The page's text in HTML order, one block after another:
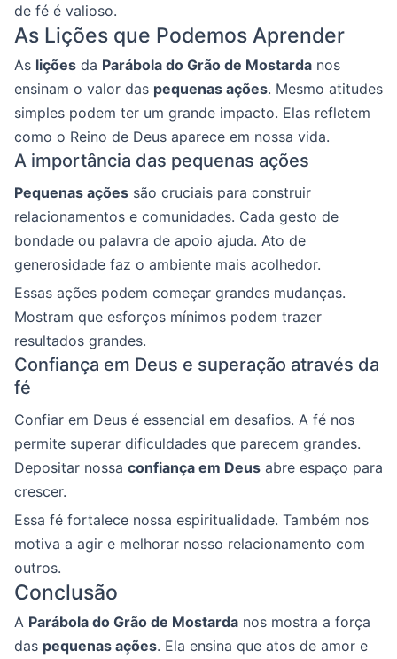
de fé é valioso.
As Lições que Podemos Aprender
As lições da Parábola do Grão de Mostarda nos
ensinam o valor das pequenas ações. Mesmo atitudes
simples podem ter um grande impacto. Elas refletem
como o Reino de Deus aparece em nossa vida.
A importância das pequenas ações
Pequenas ações são cruciais para construir
relacionamentos e comunidades. Cada gesto de
bondade ou palavra de apoio ajuda. Ato de
generosidade faz o ambiente mais acolhedor.
Essas ações podem começar grandes mudanças.
Mostram que esforços mínimos podem trazer
resultados grandes.
Confiança em Deus e superação através da
fé
Confiar em Deus é essencial em desafios. A fé nos
permite superar dificuldades que parecem grandes.
Depositar nossa confiança em Deus abre espaço para
crescer.
Essa fé fortalece nossa espiritualidade. Também nos
motiva a agir e melhorar nosso relacionamento com
outros.
Conclusão
A Parábola do Grão de Mostarda nos mostra a força
das pequenas ações. Ela ensina que atos de amor e